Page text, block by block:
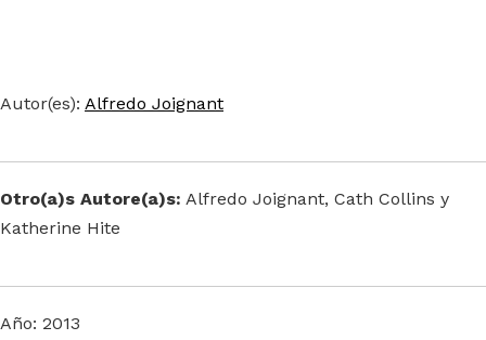
Autor(es): Alfredo Joignant
Otro(a)s Autore(a)s: Alfredo Joignant, Cath Collins y
Katherine Hite
Año: 2013